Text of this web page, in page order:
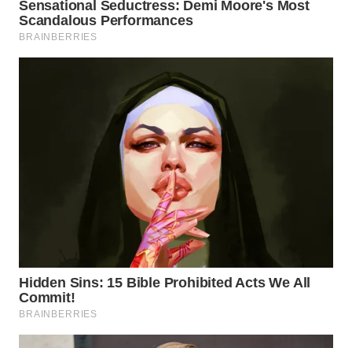
WN
WN
SUKABUMI
PURWAKARTA